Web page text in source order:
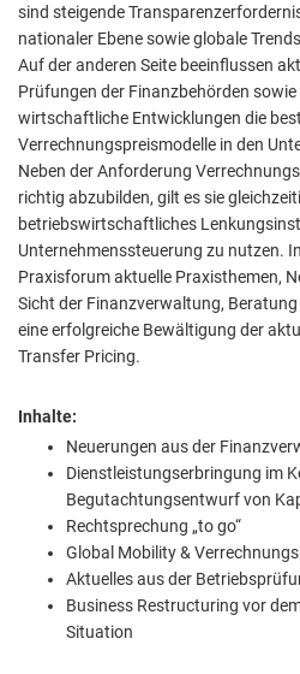
sind steigende
nationaler Ebene sowie globale
Auf der anderen Seite beeinflussen
Prüfungen der Finanzbehörden
wirtschaftliche Entwicklungen die
Verrechnungspreismodelle in den
Neben der Anforderung
richtig abzubilden, gilt es sie
betriebswirtschaftliches
Unternehmenssteuerung zu nutzen.
Praxisforum aktuelle Praxisthemen,
Sicht der Finanzverwaltung,
eine erfolgreiche Bewältigung der
Transfer Pricing.
Inhalte:
Neuerungen aus der
Dienstleistungserbringung im
Begutachtungsentwurf von
Rechtsprechung „to go“
Global Mobility &
Aktuelles aus der
Business Restructuring vor
Situation